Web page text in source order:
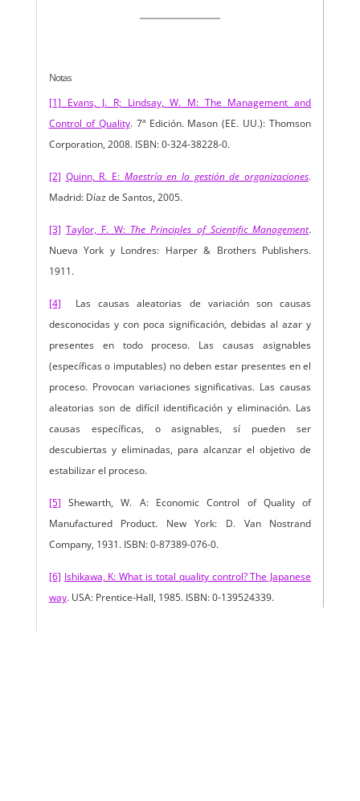
Notas
[1] Evans, J. R; Lindsay, W. M: The Management and
Control of Quality. 7ª Edición. Mason (EE. UU.): Thomson
Corporation, 2008. ISBN: 0-324-38228-0.
[2] Quinn, R. E: Maestría en la gestión de organizaciones.
Madrid: Díaz de Santos, 2005.
[3] Taylor, F. W: The Principles of Scientific Management.
Nueva York y Londres: Harper & Brothers Publishers.
1911.
[4] Las causas aleatorias de variación son causas
desconocidas y con poca significación, debidas al azar y
presentes en todo proceso. Las causas asignables
(específicas o imputables) no deben estar presentes en el
proceso. Provocan variaciones significativas. Las causas
aleatorias son de difícil identificación y eliminación. Las
causas específicas, o asignables, sí pueden ser
descubiertas y eliminadas, para alcanzar el objetivo de
estabilizar el proceso.
[5] Shewarth, W. A: Economic Control of Quality of
Manufactured Product. New York: D. Van Nostrand
Company, 1931. ISBN: 0-87389-076-0.
[6] Ishikawa, K: What is total quality control? The Japanese
way. USA: Prentice-Hall, 1985. ISBN: 0-139524339.